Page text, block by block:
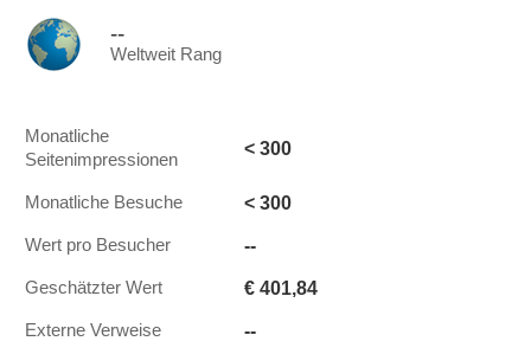
--
Weltweit Rang
Monatliche
Seitenimpressionen
< 300
Monatliche Besuche < 300
Wert pro Besucher --
Geschätzter Wert € 401,84
Externe Verweise --